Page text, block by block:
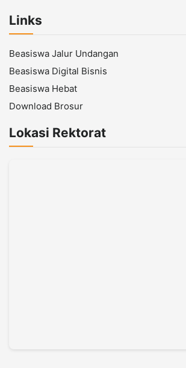
Links
Beasiswa Jalur Undangan
Beasiswa Digital Bisnis
Beasiswa Hebat
Download Brosur
Lokasi Rektorat